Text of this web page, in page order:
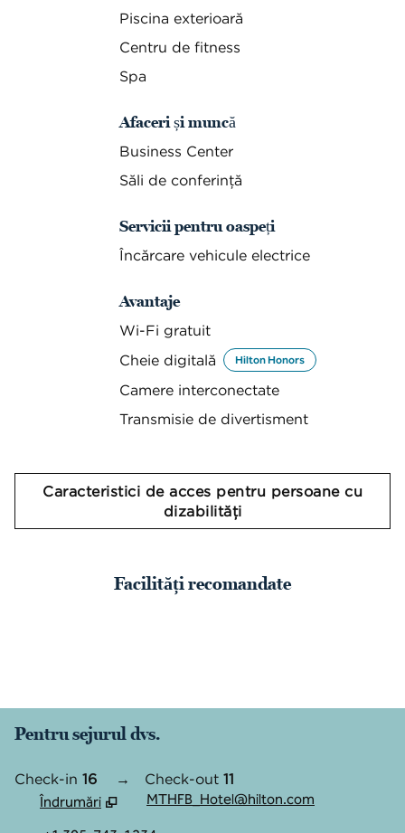
Piscina exterioară
Centru de fitness
Spa
Afaceri și muncă
Business Center
Săli de conferință
Servicii pentru oaspeți
Încărcare vehicule electrice
Avantaje
Wi-Fi gratuit
Cheie digitală
Hilton Honors
Camere interconectate
Transmisie de divertisment
Caracteristici de acces pentru persoane cu
dizabilităţi
Facilități recomandate
CENTRU DE FITNESS
Pentru sejurul dvs.
Check-in 16 → Check-out 11
Îndrumări
MTHFB_Hotel@hilton.com